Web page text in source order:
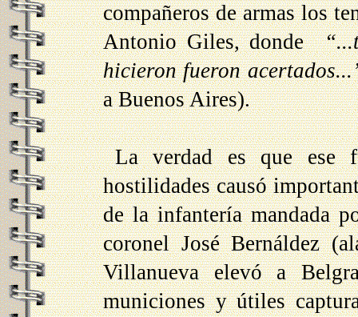
compañeros de armas los
Antonio Giles, donde
hicieron fueron
a Buenos Aires).
La verdad es que ese
hostilidades causó
de la infantería mandada
coronel José Bernáldez
Villanueva elevó a
municiones y útiles